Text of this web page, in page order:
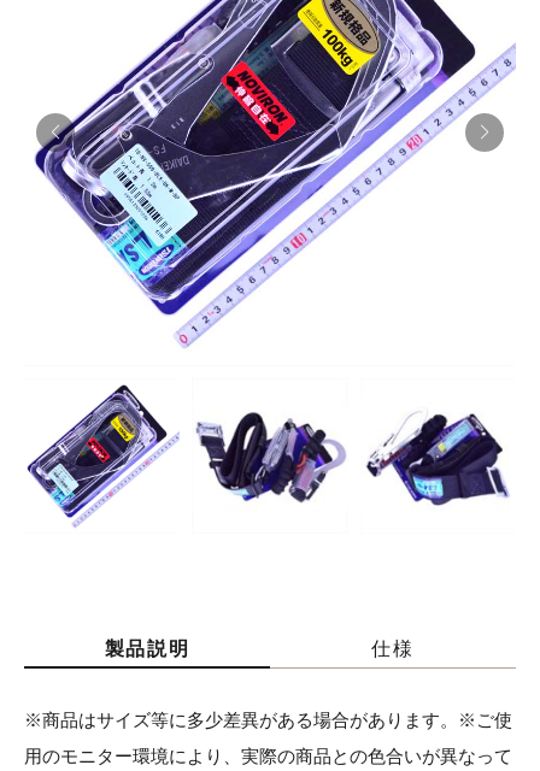
採用情報
製品説明 仕様
※商品はサイズ等に多少差異がある場合があります。※ご使
用のモニター環境により、実際の商品との色合いが異なって